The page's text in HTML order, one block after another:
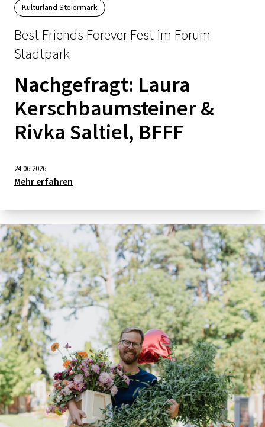
CAFÉ WOLF
POSTGARAGE
KUNSTGARTEN
KRISTALLWERK
GOLD & PECH THEATER
HARD & HEAVY
SINGER-SONGWRITER
VOLKSMUSIK
Kulturland Steiermark
Best Friends Forever Fest im Forum
Stadtpark
Nachgefragt: Laura
Kerschbaumsteiner &
Rivka Saltiel, BFFF
24.06.2026
Mehr erfahren